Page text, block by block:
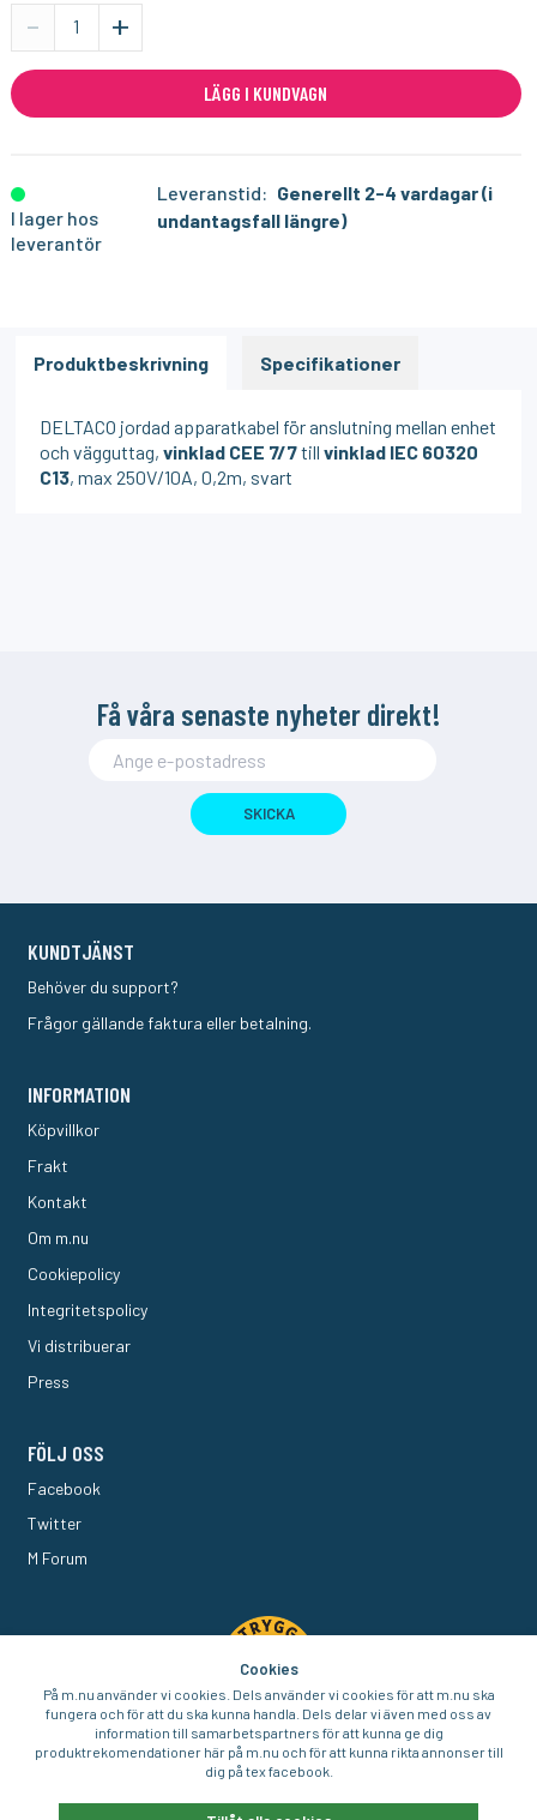
-
+
LÄGG I KUNDVAGN
I lager hos
leverantör
Leveranstid: Generellt 2-4 vardagar (i
undantagsfall längre)
Produktbeskrivning Specifikationer
DELTACO jordad apparatkabel för anslutning mellan enhet
och vägguttag,vinklad CEE 7/7tillvinklad IEC 60320
C13, max 250V/10A, 0,2m, svart
Få våra senaste nyheter direkt!
SKICKA
KUNDTJÄNST
Behöver du support?
Frågor gällande faktura eller betalning.
INFORMATION
Köpvillkor
Frakt
Kontakt
Om m.nu
Cookiepolicy
Integritetspolicy
Vi distribuerar
Press
FÖLJ OSS
Facebook
Twitter
M Forum
Cookies
På m.nu använder vi cookies. Dels använder vi cookies för att m.nu ska
fungera och för att du ska kunna handla. Dels delar vi även med oss av
information till samarbetspartners för att kunna ge dig
produktrekomendationer här på m.nu och för att kunna rikta annonser till
dig på tex facebook.